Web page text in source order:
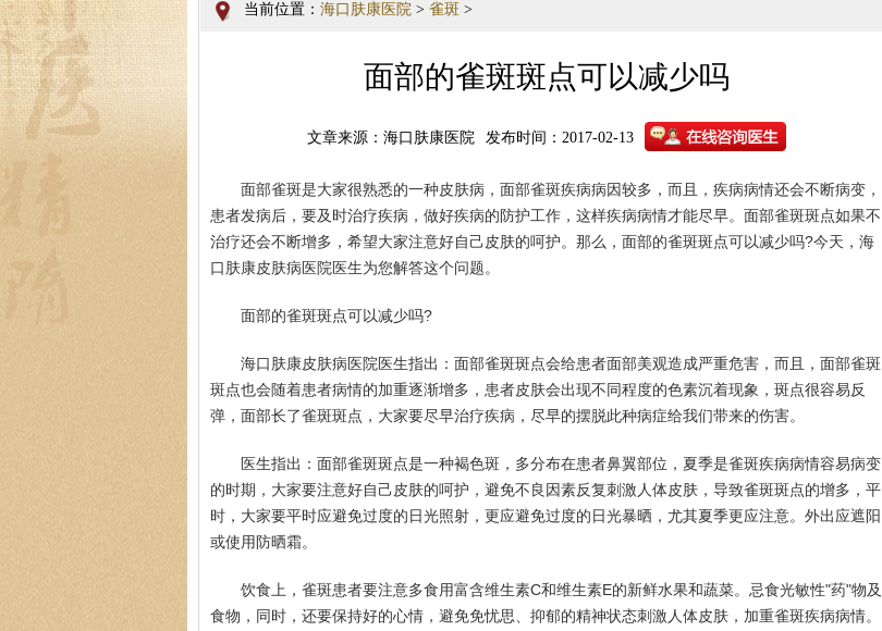
当前位置： 海口肤康医院 > 雀斑 >
面部的雀斑斑点可以减少吗
文章来源：海口肤康医院 发布时间：2017-02-13
面部雀斑是大家很熟悉的一种皮肤病，面部雀斑疾病病因较多，而且，疾病病情还会不断病变，
患者发病后，要及时治疗疾病，做好疾病的防护工作，这样疾病病情才能尽早。面部雀斑斑点如果不
治疗还会不断增多，希望大家注意好自己皮肤的呵护。那么，面部的雀斑斑点可以减少吗?今天，海
口肤康皮肤病医院医生为您解答这个问题。
面部的雀斑斑点可以减少吗?
海口肤康皮肤病医院医生指出：面部雀斑斑点会给患者面部美观造成严重危害，而且，面部雀斑
斑点也会随着患者病情的加重逐渐增多，患者皮肤会出现不同程度的色素沉着现象，斑点很容易反
弹，面部长了雀斑斑点，大家要尽早治疗疾病，尽早的摆脱此种病症给我们带来的伤害。
医生指出：面部雀斑斑点是一种褐色斑，多分布在患者鼻翼部位，夏季是雀斑疾病病情容易病变
的时期，大家要注意好自己皮肤的呵护，避免不良因素反复刺激人体皮肤，导致雀斑斑点的增多，平
时，大家要平时应避免过度的日光照射，更应避免过度的日光暴晒，尤其夏季更应注意。外出应遮阳
或使用防晒霜。
饮食上，雀斑患者要注意多食用富含维生素C和维生素E的新鲜水果和蔬菜。忌食光敏性"药"物及
食物，同时，还要保持好的心情，避免免忧思、抑郁的精神状态刺激人体皮肤，加重雀斑疾病病情。